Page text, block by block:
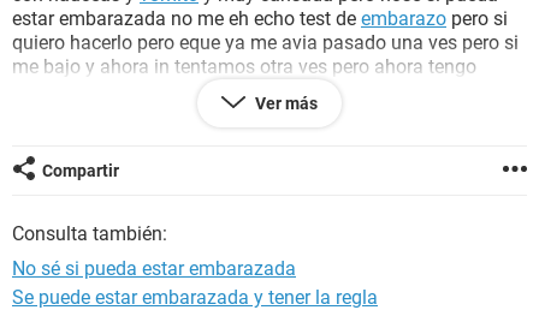
estar embarazada no me eh echo test de embarazo pero si
quiero hacerlo pero eque ya me avia pasado una ves pero si
me bajo y ahora in tentamos otra ves pero ahora tengo
muchos síntomas y nose si pueda estar embarazada cuales
para saber si si lo estoy estoy muy nerviosa
pues queremos la llegada de un
y estamos intentando
ayuda porfavor!!!:o
Ver más
Compartir
Consulta también:
No sé si pueda estar embarazada
Se puede estar embarazada y tener la regla